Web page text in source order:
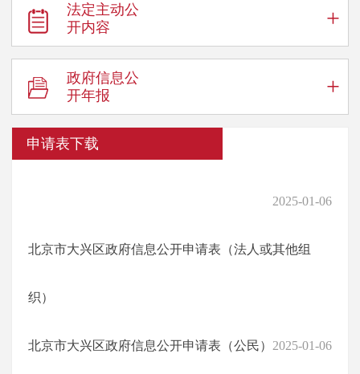
法定主动公
开内容
+
政府信息公
开年报
+
申请表下载
2025-01-06
北京市大兴区政府信息公开申请表（法人或其他组
织）
2025-01-06
北京市大兴区政府信息公开申请表（公民）